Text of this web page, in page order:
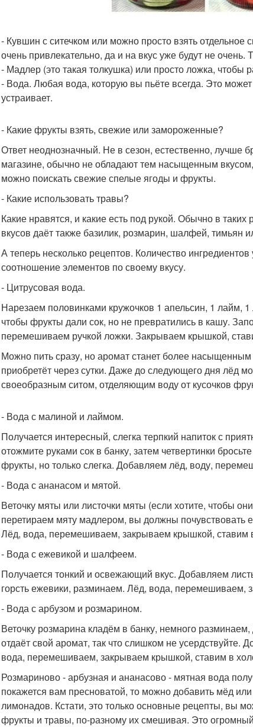
- Кувшин с ситечком или можно просто взять отдельное
очень привлекательно, да и на вкус уже будут не очень.
- Мадлер (это такая толкушка) или просто ложка, чтобы
- Вода. Любая вода, которую вы пьёте всегда. Это
устраивает.
- Какие фрукты взять, свежие или замороженные?
Ответ неоднозначный. Не в сезон, естественно, лучше
магазине, обычно не обладают тем насыщенным
можно поискать свежие спелые ягоды и фрукты.
- Какие использовать травы?
Какие нравятся, и какие есть под рукой. Обычно в
вкусов даёт также базилик, розмарин, шалфей, тимьян
А теперь несколько рецептов. Количество
соотношение элементов по своему вкусу.
- Цитрусовая вода.
Нарезаем половинками кружочков 1 апельсин, 1 лайм,
чтобы фрукты дали сок, но не превратились в кашу.
перемешиваем ручкой ложки. Закрываем крышкой,
Можно пить сразу, но аромат станет более
приобретёт через сутки. Даже до следующего дня лёд
своеобразным ситом, отделяющим воду от кусочков
- Вода с малиной и лаймом.
Получается интересный, слегка терпкий напиток с
отожмите руками сок в банку, затем четвертинки
фрукты, но только слегка. Добавляем лёд, воду,
- Вода с ананасом и мятой.
Веточку мяты или листочки мяты (если хотите, чтобы
перетираем мяту мадлером, вы должны почувствовать
Лёд, вода, перемешиваем, закрываем крышкой, ставим
- Вода с ежевикой и шалфеем.
Получается тонкий и освежающий вкус. Добавляем
горсть ежевики, разминаем. Лёд, вода, перемешиваем,
- Вода с арбузом и розмарином.
Веточку розмарина кладём в банку, немного
отдаёт свой аромат, так что слишком не усердствуйте.
вода, перемешиваем, закрываем крышкой, ставим в
Розмариново - арбузная и ананасово - мятная вода
покажется вам пресноватой, то можно добавить мёд
лимонадов. Кстати, это только основные рецепты, вы
фрукты и травы, по-разному их смешивая. Это